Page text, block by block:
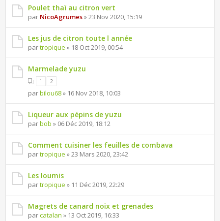
Poulet thaï au citron vert
par NicoAgrumes» 23 Nov 2020, 15:19
Les jus de citron toute l année
partropique » 18 Oct 2019, 00:54
Marmelade yuzu
1 2
parbilou68» 16 Nov 2018, 10:03
Liqueur aux pépins de yuzu
parbob » 06 Déc 2019, 18:12
Comment cuisiner les feuilles de combava
partropique » 23 Mars 2020, 23:42
Les loumis
partropique » 11 Déc 2019, 22:29
Magrets de canard noix et grenades
parcatalan » 13 Oct 2019, 16:33